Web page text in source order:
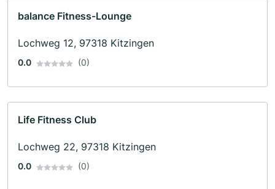
balance Fitness-Lounge
Lochweg 12, 97318 Kitzingen
0.0 (0)
Life Fitness Club
Lochweg 22, 97318 Kitzingen
0.0 (0)